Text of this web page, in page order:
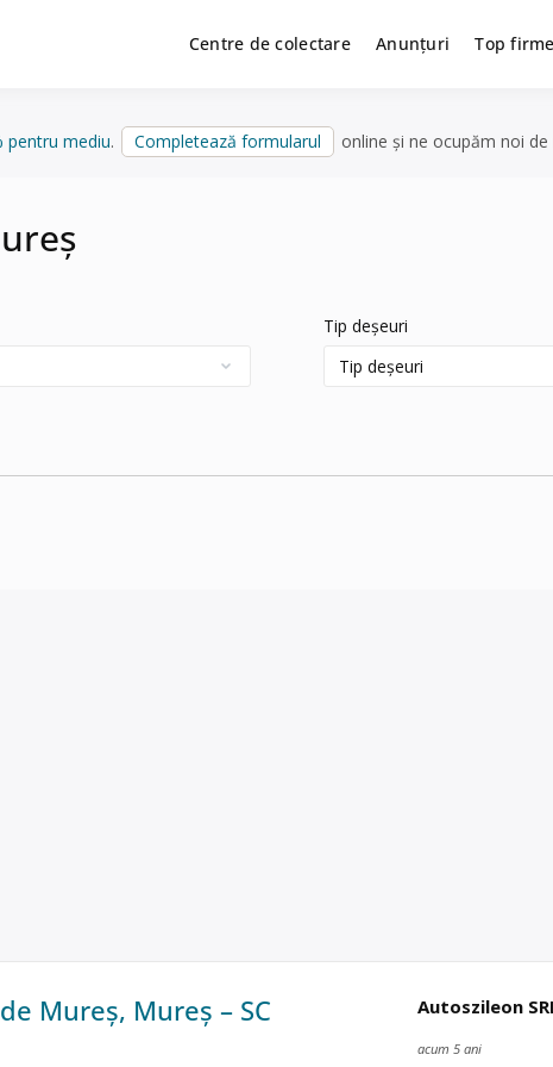
Centre de colectare Anunțuri Top firme
pentru mediu. Completează formularul online și ne ocupăm noi de
Tip deșeuri
Mureș, Mureș – SC
Autoszileon
acum 5 ani